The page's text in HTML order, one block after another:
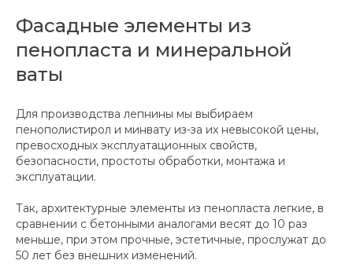
Фасадные элементы из
пенопласта и минеральной
ваты
Для производства лепнины мы выбираем
пенополистирол и минвату из-за их невысокой цены,
превосходных эксплуатационных свойств,
безопасности, простоты обработки, монтажа и
эксплуатации.
Так, архитектурные элементы из пенопласта легкие, в
сравнении с бетонными аналогами весят до 10 раз
меньше, при этом прочные, эстетичные, прослужат до
50 лет без внешних изменений.